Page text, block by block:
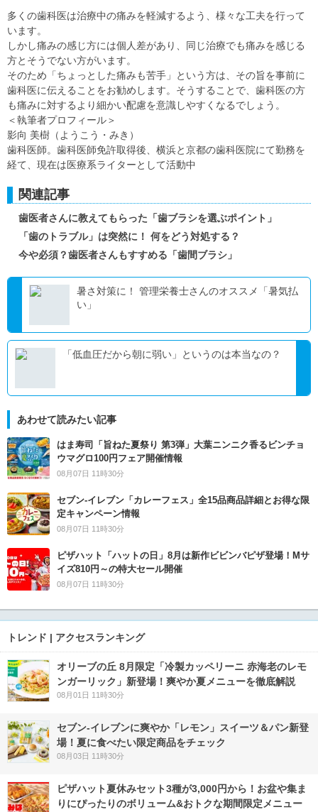
多くの歯科医は治療中の痛みを軽減するよう、様々な工夫を行って
います。
しかし痛みの感じ方には個人差があり、同じ治療でも痛みを感じる
方とそうでない方がいます。
そのため「ちょっとした痛みも苦手」という方は、その旨を事前に
歯科医に伝えることをお勧めします。そうすることで、歯科医の方
も痛みに対するより細かい配慮を意識しやすくなるでしょう。
＜執筆者プロフィール＞
影向 美樹（ようこう・みき）
歯科医師。歯科医師免許取得後、横浜と京都の歯科医院にて勤務を
経て、現在は医療系ライターとして活動中
関連記事
歯医者さんに教えてもらった「歯ブラシを選ぶポイント」
「歯のトラブル」は突然に！ 何をどう対処する？
今や必須？歯医者さんもすすめる「歯間ブラシ」
暑さ対策に！ 管理栄養士さんのオススメ「暑気払
い」
「低血圧だから朝に弱い」というのは本当なの？
あわせて読みたい記事
はま寿司「旨ねた夏祭り 第3弾」大葉ニンニク香るビンチョ
ウマグロ100円フェア開催情報
08月07日 11時30分
セブン‐イレブン「カレーフェス」全15品商品詳細とお得な限
定キャンペーン情報
08月07日 11時30分
ピザハット「ハットの日」8月は新作ビビンバピザ登場！Mサ
イズ810円～の特大セール開催
08月07日 11時30分
トレンド | アクセスランキング
オリーブの丘 8月限定「冷製カッペリーニ 赤海老のレモ
ンガーリック」新登場！爽やか夏メニューを徹底解説
08月01日 11時30分
セブン‐イレブンに爽やか「レモン」スイーツ＆パン新登
場！夏に食べたい限定商品をチェック
08月03日 11時30分
ピザハット夏休みセット3種が3,000円から！お盆や集ま
りにぴったりのボリューム&おトクな期間限定メニュー